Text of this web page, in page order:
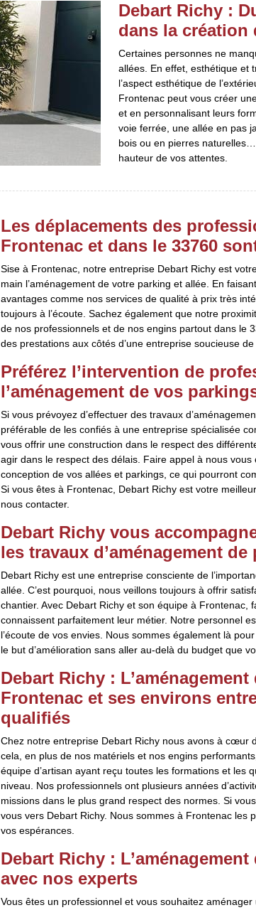
Debart Richy :
dans la création
Certaines personnes ne
allées. En effet, esthétique et
l’aspect esthétique de
Frontenac peut vous créer
et en personnalisant leurs
voie ferrée, une allée en pas
bois ou en pierres
hauteur de vos attentes.
Les déplacements des
Frontenac et dans le 33760
Sise à Frontenac, notre entreprise Debart Richy est
main l’aménagement de votre parking et allée. En
avantages comme nos services de qualité à prix très
toujours à l’écoute. Sachez également que notre
de nos professionnels et de nos engins partout dans le
des prestations aux côtés d’une entreprise soucieuse
Préférez l’intervention de
l’aménagement de vos
Si vous prévoyez d’effectuer des travaux
préférable de les confiés à une entreprise spécialisée
vous offrir une construction dans le respect des
agir dans le respect des délais. Faire appel à nous
conception de vos allées et parkings, ce qui pourront
Si vous êtes à Frontenac, Debart Richy est votre
nous contacter.
Debart Richy vous
les travaux d’aménagement
Debart Richy est une entreprise consciente de
allée. C’est pourquoi, nous veillons toujours à offrir
chantier. Avec Debart Richy et son équipe à
connaissent parfaitement leur métier. Notre personnel
l’écoute de vos envies. Nous sommes également là
le but d’amélioration sans aller au-delà du budget que
Debart Richy :
Frontenac et ses environs
qualifiés
Chez notre entreprise Debart Richy nous avons à cœur
cela, en plus de nos matériels et nos engins
équipe d’artisan ayant reçu toutes les formations et les
niveau. Nos professionnels ont plusieurs années
missions dans le plus grand respect des normes. Si
vous vers Debart Richy. Nous sommes à Frontenac les
vos espérances.
Debart Richy :
avec nos experts
Vous êtes un professionnel et vous souhaitez